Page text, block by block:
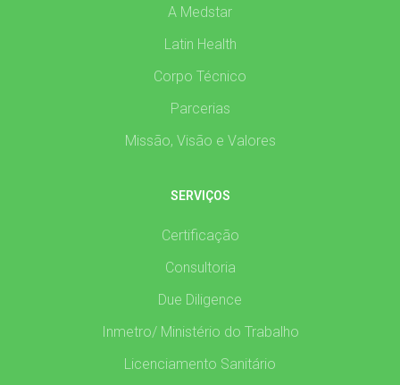
A Medstar
Latin Health
Corpo Técnico
Parcerias
Missão, Visão e Valores
SERVIÇOS
Certificação
Consultoria
Due Diligence
Inmetro/ Ministério do Trabalho
Licenciamento Sanitário